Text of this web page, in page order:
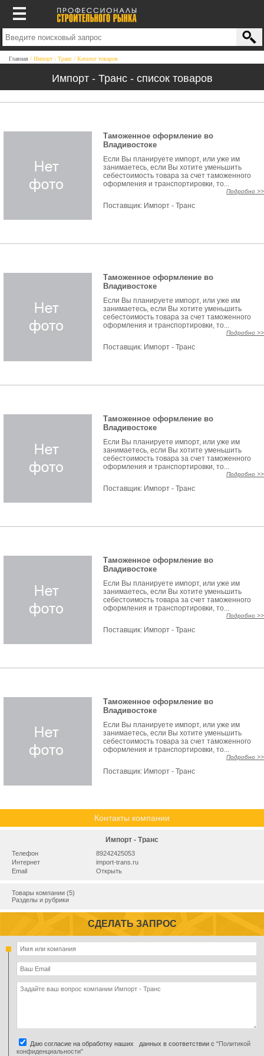
Главная Импорт - Транс Каталог товаров
Импорт - Транс - список товаров
Таможенное оформление во
Владивостоке
Если Вы планируете импорт, или уже им
занимаетесь, если Вы хотите уменьшить
себестоимость товара за счет таможенного
оформления и транспортировки, то...
Подробно >>
Поставщик: Импорт - Транс
Таможенное оформление во
Владивостоке
Если Вы планируете импорт, или уже им
занимаетесь, если Вы хотите уменьшить
себестоимость товара за счет таможенного
оформления и транспортировки, то...
Подробно >>
Поставщик: Импорт - Транс
Таможенное оформление во
Владивостоке
Если Вы планируете импорт, или уже им
занимаетесь, если Вы хотите уменьшить
себестоимость товара за счет таможенного
оформления и транспортировки, то...
Подробно >>
Поставщик: Импорт - Транс
Таможенное оформление во
Владивостоке
Если Вы планируете импорт, или уже им
занимаетесь, если Вы хотите уменьшить
себестоимость товара за счет таможенного
оформления и транспортировки, то...
Подробно >>
Поставщик: Импорт - Транс
Таможенное оформление во
Владивостоке
Если Вы планируете импорт, или уже им
занимаетесь, если Вы хотите уменьшить
себестоимость товара за счет таможенного
оформления и транспортировки, то...
Подробно >>
Поставщик: Импорт - Транс
Контакты компании
Импорт - Транс
Телефон
89242425053
Интернет
import-trans.ru
Email
Открыть
Товары компании (5)
Разделы и рубрики
СДЕЛАТЬ ЗАПРОС
Даю согласие на обработку наших данных в соответствии с "Политикой
конфиденциальности"